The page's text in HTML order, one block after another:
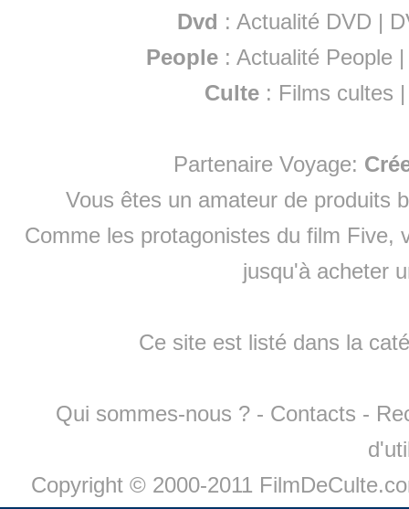
Dvd : Actualité DVD |
People :Actualité People
Culte : Films cultes
Partenaire Voyage:
Vous êtes un amateur de produits
Comme les protagonistes du film Five,
jusqu'à acheter
Ce site est listé dans la
Qui sommes-nous ? - Contacts -
Copyright © 2000-2011